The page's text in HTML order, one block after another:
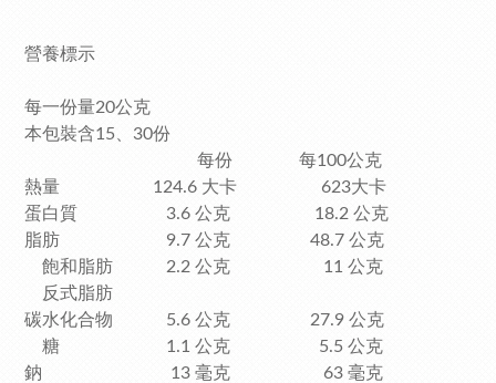
營養標示
每一份量20公克
本包裝含15、30份
每份 每100公克
熱量 124.6 大卡 623大卡
蛋白質 3.6 公克 18.2 公克
脂肪 9.7 公克 48.7 公克
飽和脂肪 2.2 公克 11 公克
反式脂肪
碳水化合物 5.6 公克 27.9 公克
糖 1.1 公克 5.5 公克
鈉 13 毫克 63 毫克